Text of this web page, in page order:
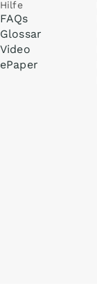
Hilfe
FAQs
Glossar
Video
ePaper